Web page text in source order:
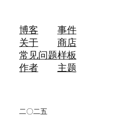
博客
关于
常见问题
作者
事件
商店
样板
主题
二〇二五